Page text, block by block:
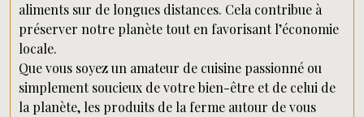
aliments sur de longues distances. Cela contribue à
préserver notre planète tout en favorisant l’économie
locale.
Que vous soyez un amateur de cuisine passionné ou
simplement soucieux de votre bien-être et de celui de
la planète, les produits de la ferme autour de vous